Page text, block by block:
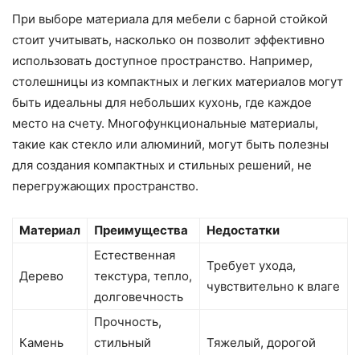
При выборе материала для мебели с барной стойкой
стоит учитывать, насколько он позволит эффективно
использовать доступное пространство. Например,
столешницы из компактных и легких материалов могут
быть идеальны для небольших кухонь, где каждое
место на счету. Многофункциональные материалы,
такие как стекло или алюминий, могут быть полезны
для создания компактных и стильных решений, не
перегружающих пространство.
Материал Преимущества Недостатки
Дерево
Естественная
текстура, тепло,
долговечность
Требует ухода,
чувствительно к влаге
Камень
Прочность,
стильный
Тяжелый, дорогой